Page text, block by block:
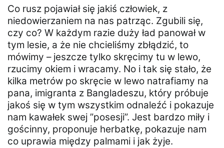
Co rusz pojawiał się jakiś człowiek, z
niedowierzaniem na nas patrząc. Zgubili się,
czy co? W każdym razie duży ład panował w
tym lesie, a że nie chcieliśmy zbłądzić, to
mówimy – jeszcze tylko skręcimy tu w lewo,
rzucimy okiem i wracamy. No i tak się stało, że
kilka metrów po skręcie w lewo natrafiamy na
pana, imigranta z Bangladeszu, który próbuje
jakoś się w tym wszystkim odnaleźć i pokazuje
nam kawałek swej ”posesji”. Jest bardzo miły i
gościnny, proponuje herbatkę, pokazuje nam
co uprawia między palmami i jak żyje.